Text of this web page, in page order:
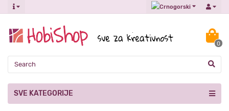
0
SVE KATEGORIJE